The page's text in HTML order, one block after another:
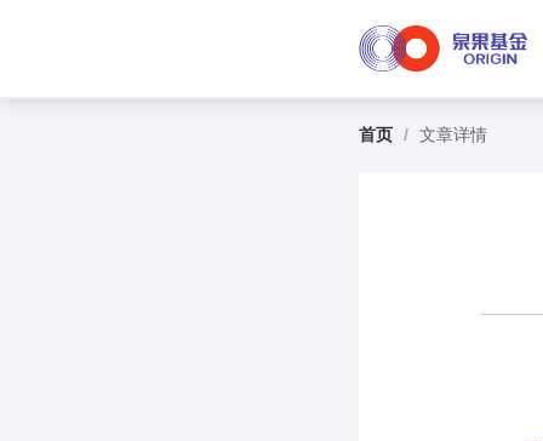
首页 / 文章详情